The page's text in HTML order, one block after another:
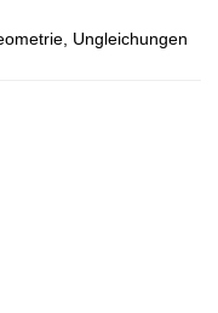
Ungleichungen